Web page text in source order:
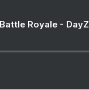
Royale - DayZ